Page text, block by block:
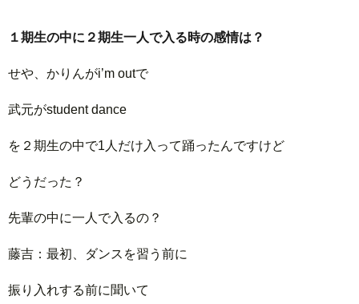
１期生の中に２期生一人で入る時の感情は？
せや、かりんがi’m outで
武元がstudent dance
を２期生の中で1人だけ入って踊ったんですけど
どうだった？
先輩の中に一人で入るの？
藤吉：最初、ダンスを習う前に
振り入れする前に聞いて